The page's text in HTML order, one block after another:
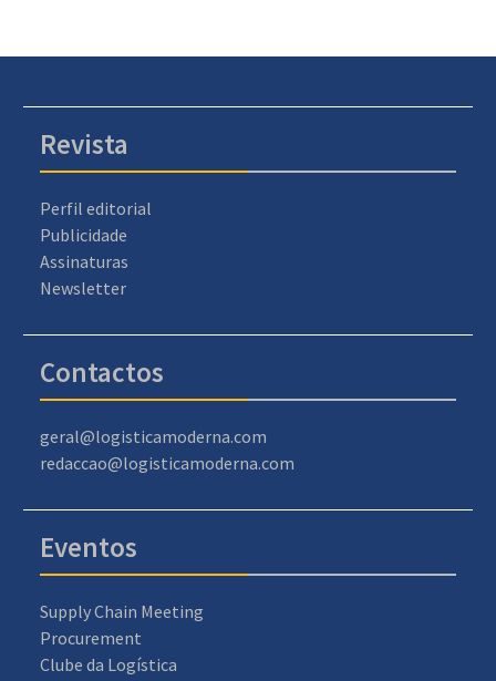
Revista
Perfil editorial
Publicidade
Assinaturas
Newsletter
Contactos
geral@logisticamoderna.com
redaccao@logisticamoderna.com
Eventos
Supply Chain Meeting
Procurement
Clube da Logística